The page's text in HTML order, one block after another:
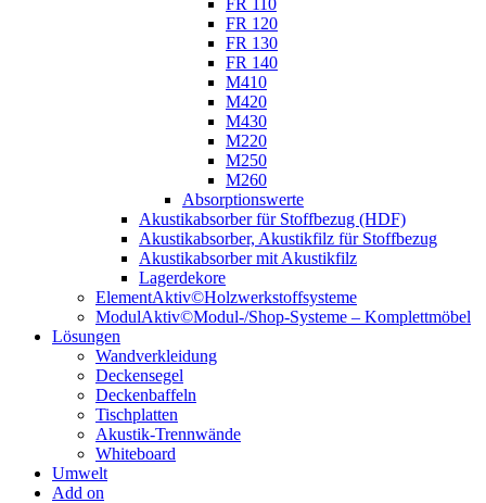
FR 110
FR 120
FR 130
FR 140
M410
M420
M430
M220
M250
M260
Absorptionswerte
Akustikabsorber für Stoffbezug (HDF)
Akustikabsorber, Akustikfilz für Stoffbezug
Akustikabsorber mit Akustikfilz
Lagerdekore
ElementAktiv©Holzwerkstoffsysteme
ModulAktiv©Modul-/Shop-Systeme – Komplettmöbel
Lösungen
Wandverkleidung
Deckensegel
Deckenbaffeln
Tischplatten
Akustik-Trennwände
Whiteboard
Umwelt
Add on